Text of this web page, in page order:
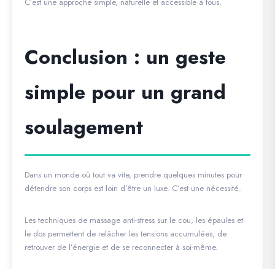
Conclusion : un geste
simple pour un grand
soulagement
Dans un monde où tout va vite, prendre quelques minutes pour
détendre son corps est loin d’être un luxe. C’est une nécessité.
Les techniques de massage anti-stress sur le cou, les épaules et
le dos permettent de relâcher les tensions accumulées, de
retrouver de l’énergie et de se reconnecter à soi-même.